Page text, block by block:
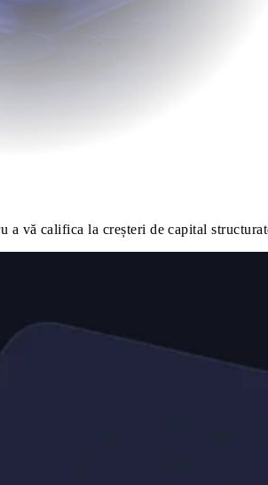
a vă califica la creșteri de capital